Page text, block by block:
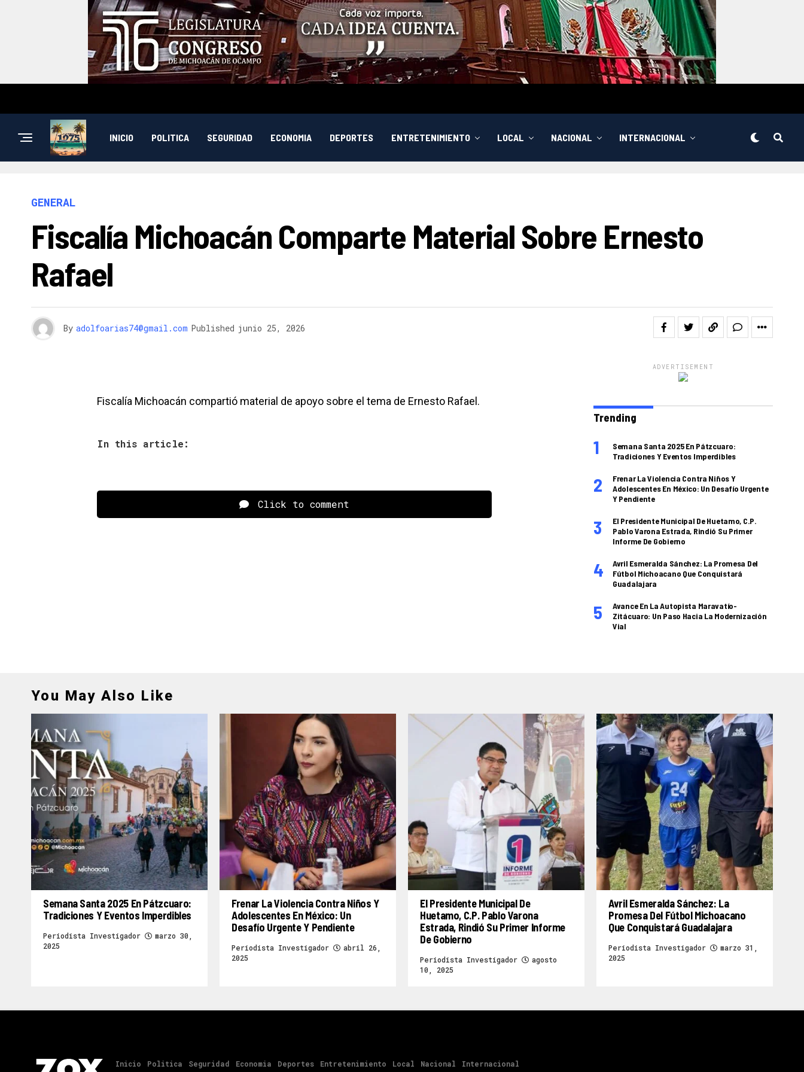
INICIO POLITICA SEGURIDAD ECONOMIA DEPORTES ENTRETENIMIENTO LOCAL NACIONAL INTERNACIONAL
GENERAL
Fiscalía Michoacán Comparte Material Sobre Ernesto
Rafael
By adolfoarias74@gmail.com Published junio 25, 2026
Fiscalía Michoacán compartió material de apoyo sobre el tema de Ernesto Rafael.
In this article:
Click to comment
ADVERTISEMENT
Trending
Semana Santa 2025 En Pátzcuaro:
Tradiciones Y Eventos Imperdibles
Frenar La Violencia Contra Niños Y
Adolescentes En México: Un Desafío Urgente
Y Pendiente
El Presidente Municipal De Huetamo, C.P.
Pablo Varona Estrada, Rindió Su Primer
Informe De Gobierno
Avril Esmeralda Sánchez: La Promesa Del
Fútbol Michoacano Que Conquistará
Guadalajara
Avance En La Autopista Maravatío-
Zitácuaro: Un Paso Hacia La Modernización
Vial
You May Also Like
Semana Santa 2025 En Pátzcuaro:
Tradiciones Y Eventos Imperdibles
Periodista Investigador
marzo 30,
2025
Frenar La Violencia Contra Niños Y
Adolescentes En México: Un
Desafío Urgente Y Pendiente
Periodista Investigador
abril 26,
2025
El Presidente Municipal De
Huetamo, C.P. Pablo Varona
Estrada, Rindió Su Primer Informe
De Gobierno
Periodista Investigador
agosto
10, 2025
Avril Esmeralda Sánchez: La
Promesa Del Fútbol Michoacano
Que Conquistará Guadalajara
Periodista Investigador
marzo 31,
2025
Inicio Politica Seguridad Economia Deportes Entretenimiento Local Nacional
Internacional